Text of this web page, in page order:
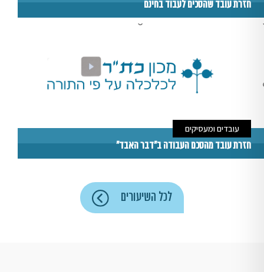
חזרת עובד שהסכים לעבוד בחינם
עובדים ומעסיקים
חזרת עובד מהסכם העבודה ב"דבר האבד"
לכל השיעורים